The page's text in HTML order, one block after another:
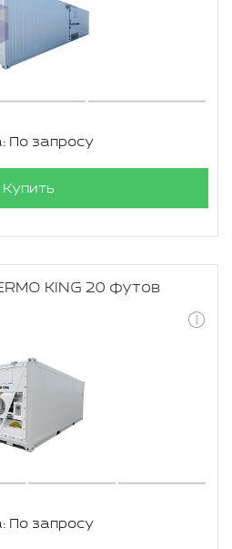
По запросу
Купить
KING 20 футов
По запросу